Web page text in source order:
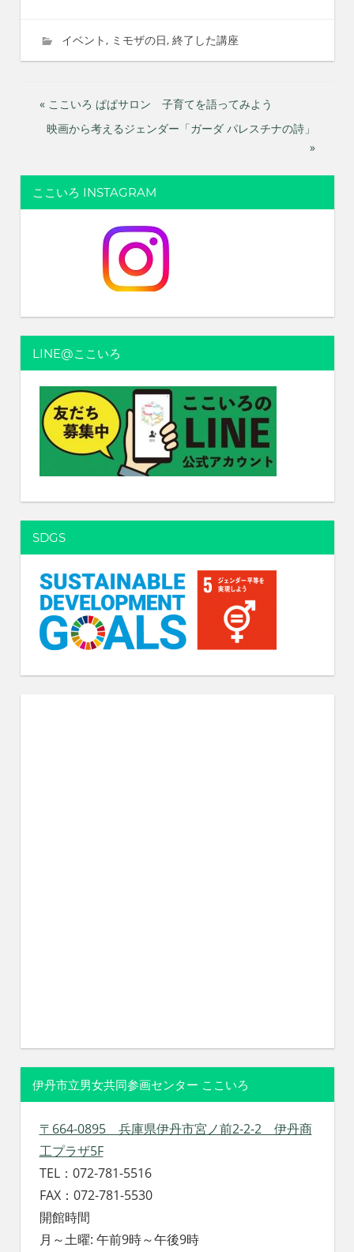
2023年12月25日
imati
イベント, ミモザの日, 終了した講座
投
稿
ナ
ビ
ョ
ン
« ここいろ ぱぱサロン 子育てを語ってみよう
映画から考えるジェンダー「ガーダ パレスチナの詩」
»
ここいろ INSTAGRAM
LINE@ここいろ
SDGS
伊丹市立男女共同参画センター ここいろ
〒664-0895 兵庫県伊丹市宮ノ前2-2-2 伊丹商
工プラザ5F
TEL：072-781-5516
FAX：072-781-5530
開館時間
月～土曜: 午前9時～午後9時